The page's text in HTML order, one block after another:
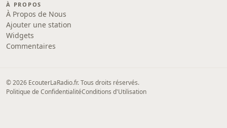
À PROPOS
À Propos de Nous
Ajouter une station
Widgets
Commentaires
© 2026 EcouterLaRadio.fr. Tous droits réservés.
Politique de ConfidentialitéConditions d'Utilisation